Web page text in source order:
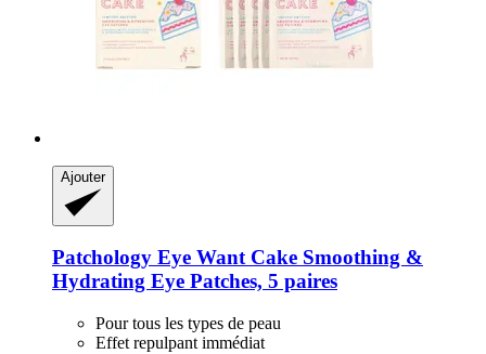
Ajouter
Patchology Eye Want Cake Smoothing &
Hydrating Eye Patches, 5 paires
Pour tous les types de peau
Effet repulpant immédiat